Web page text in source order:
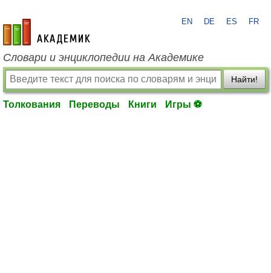
academic.ru
EN DE ES FR
Словари и энциклопедии на Академике
Найти!
Толкования Переводы Книги Игры ⚽